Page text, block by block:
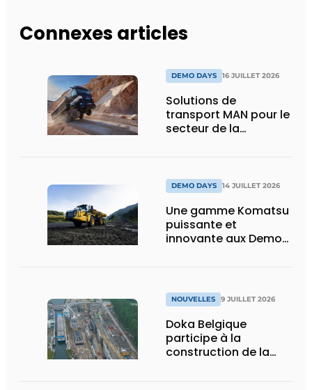
Connexes articles
DEMO DAYS 16 JUILLET 2026
Solutions de
transport MAN pour le
secteur de la
DEMO DAYS 14 JUILLET 2026
Une gamme Komatsu
puissante et
innovante aux Demo
NOUVELLES 9 JUILLET 2026
Doka Belgique
participe à la
construction de la